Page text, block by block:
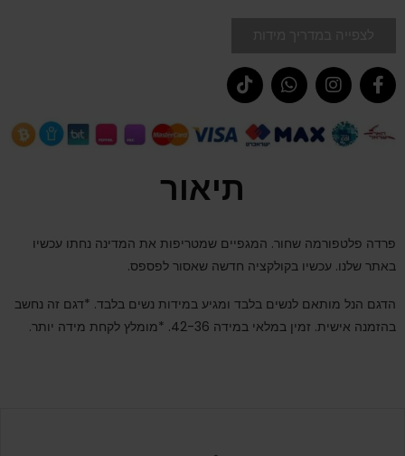
תיאור
פרדה פלטפורמה שחור. המגפיים שמטריפות את המדינה נחתו עכשיו
באתר שלנו. עכשיו בקולקציה חדשה שאסור לפספס.
הדגם הנל מותאם לנשים בלבד ומגיע במידות נשים בלבד. *דגם זה נחשב
בהזמנה אישית. זמין במלאי במידה 42-36. *מומלץ לקחת מידה יותר.